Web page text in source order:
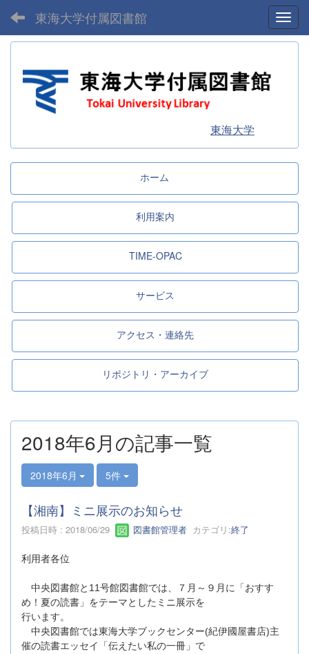
東海大学付属図書館
東海大学
ホーム
利用案内
TIME-OPAC
サービス
アクセス・連絡先
リポジトリ・アーカイブ
2018年6月の記事一覧
2018年6月 5件
【湘南】ミニ展示のお知らせ
投稿日時 : 2018/06/29 図書館管理者 カテゴリ:終了
利用者各位
中央図書館と11号館図書館では、７月～９月に「おすす
め！夏の読書」をテーマとしたミニ展示を
行います。
中央図書館では東海大学ブックセンター(紀伊國屋書店)主
催の読書エッセイ「伝えたい私の一冊」で